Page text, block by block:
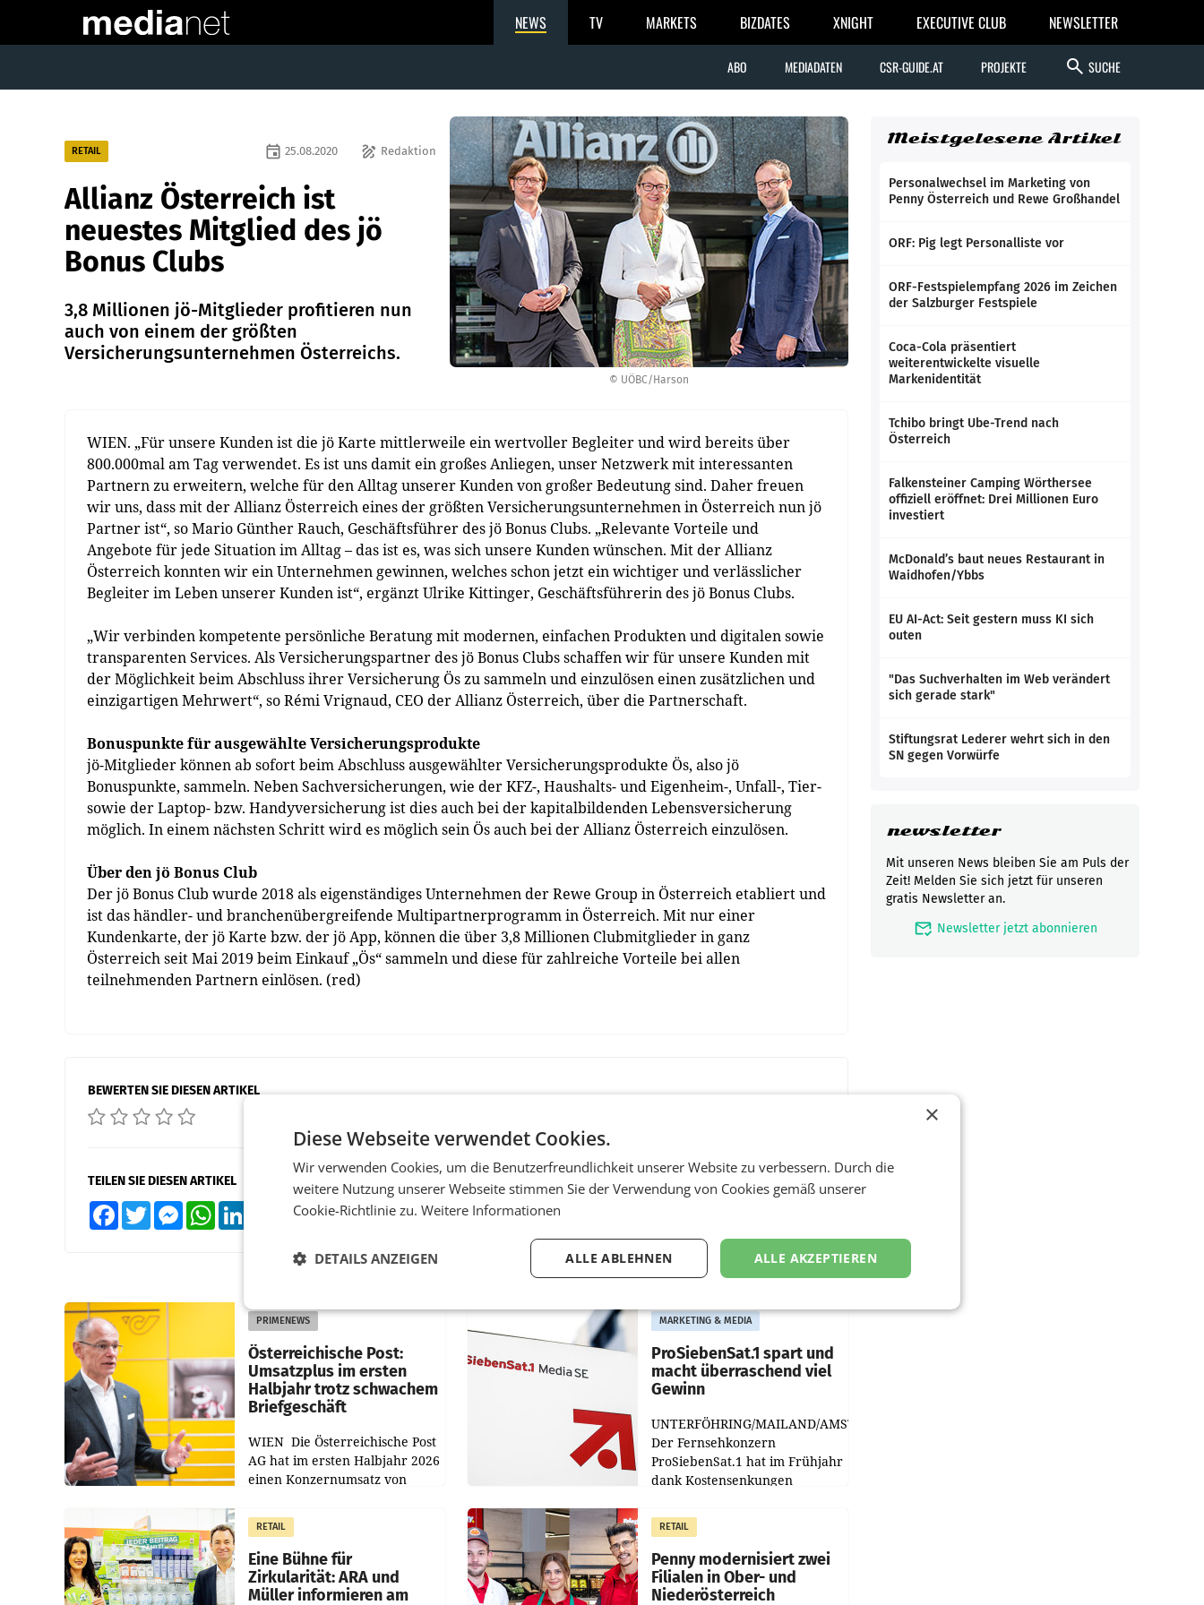
NEWS TV MARKETS BIZDATES XNIGHT EXECUTIVE CLUB NEWSLETTER
ABO MEDIADATEN CSR-GUIDE.AT PROJEKTE search SUCHE
© UÖBC/Harson
RETAIL draw Redaktion
event 25.08.2020
Allianz Österreich ist
neuestes Mitglied des jö
Bonus Clubs
3,8 Millionen jö-Mitglieder profitieren nun
auch von einem der größten
Versicherungsunternehmen Österreichs.
WIEN. „Für unsere Kunden ist die jö Karte mittlerweile ein wertvoller Begleiter und wird bereits über
800.000mal am Tag verwendet. Es ist uns damit ein großes Anliegen, unser Netzwerk mit interessanten
Partnern zu erweitern, welche für den Alltag unserer Kunden von großer Bedeutung sind. Daher freuen
wir uns, dass mit der Allianz Österreich eines der größten Versicherungsunternehmen in Österreich nun jö
Partner ist“, so Mario Günther Rauch, Geschäftsführer des jö Bonus Clubs. „Relevante Vorteile und
Angebote für jede Situation im Alltag – das ist es, was sich unsere Kunden wünschen. Mit der Allianz
Österreich konnten wir ein Unternehmen gewinnen, welches schon jetzt ein wichtiger und verlässlicher
Begleiter im Leben unserer Kunden ist“, ergänzt Ulrike Kittinger, Geschäftsführerin des jö Bonus Clubs.
„Wir verbinden kompetente persönliche Beratung mit modernen, einfachen Produkten und digitalen sowie
transparenten Services. Als Versicherungspartner des jö Bonus Clubs schaffen wir für unsere Kunden mit
der Möglichkeit beim Abschluss ihrer Versicherung Ös zu sammeln und einzulösen einen zusätzlichen und
einzigartigen Mehrwert“, so Rémi Vrignaud, CEO der Allianz Österreich, über die Partnerschaft.
Bonuspunkte für ausgewählte Versicherungsprodukte
jö-Mitglieder können ab sofort beim Abschluss ausgewählter Versicherungsprodukte Ös, also jö
Bonuspunkte, sammeln. Neben Sachversicherungen, wie der KFZ-, Haushalts- und Eigenheim-, Unfall-, Tier-
sowie der Laptop- bzw. Handyversicherung ist dies auch bei der kapitalbildenden Lebensversicherung
möglich. In einem nächsten Schritt wird es möglich sein Ös auch bei der Allianz Österreich einzulösen.
Über den jö Bonus Club
Der jö Bonus Club wurde 2018 als eigenständiges Unternehmen der Rewe Group in Österreich etabliert und
ist das händler- und branchenübergreifende Multipartnerprogramm in Österreich. Mit nur einer
Kundenkarte, der jö Karte bzw. der jö App, können die über 3,8 Millionen Clubmitglieder in ganz
Österreich seit Mai 2019 beim Einkauf „Ös“ sammeln und diese für zahlreiche Vorteile bei allen
teilnehmenden Partnern einlösen. (red)
BEWERTEN SIE DIESEN ARTIKEL
TEILEN SIE DIESEN ARTIKEL
FacebookTwitter MessengerWhatsApp XING Teilen
PRIMENEWS
Österreichische Post:
Umsatzplus im ersten
Halbjahr trotz schwachem
Briefgeschäft
WIEN Die Österreichische Post
AG hat im ersten Halbjahr 2026
einen Konzernumsatz von
erwirtschaftet, was einem Plus
von 3,8 Prozent gegenüber
dem Vergleichszeitraum
MARKETING & MEDIA
ProSiebenSat.1 spart und
macht überraschend viel
Gewinn
UNTERFÖHRING/MAILAND/AMSTERDAM.
Der Fernsehkonzern
ProSiebenSat.1 hat im Frühjahr
dank Kostensenkungen
gemacht und die
Markterwartung deutlich
übertroffen.
RETAIL
Eine Bühne für
Zirkularität: ARA und
Müller informieren am
RETAIL
Penny modernisiert zwei
Filialen in Ober- und
Niederösterreich
Meistgelesene Artikel
Personalwechsel im Marketing von
Penny Österreich und Rewe Großhandel
ORF: Pig legt Personalliste vor
ORF-Festspielempfang 2026 im Zeichen
der Salzburger Festspiele
Coca-Cola präsentiert
weiterentwickelte visuelle
Markenidentität
Tchibo bringt Ube-Trend nach
Österreich
Falkensteiner Camping Wörthersee
offiziell eröffnet: Drei Millionen Euro
investiert
McDonald’s baut neues Restaurant in
Waidhofen/Ybbs
EU AI-Act: Seit gestern muss KI sich
outen
"Das Suchverhalten im Web verändert
sich gerade stark"
Stiftungsrat Lederer wehrt sich in den
SN gegen Vorwürfe
newsletter
Mit unseren News bleiben Sie am Puls der
Zeit! Melden Sie sich jetzt für unseren
gratis Newsletter an.
mark_email_read Newsletter jetzt abonnieren
×
Diese Webseite verwendet Cookies.
Wir verwenden Cookies, um die Benutzerfreundlichkeit unserer Website zu verbessern. Durch die
weitere Nutzung unserer Webseite stimmen Sie der Verwendung von Cookies gemäß unserer
Cookie-Richtlinie zu. Weitere Informationen
ALLE AKZEPTIEREN
ALLE ABLEHNEN
DETAILS ANZEIGEN